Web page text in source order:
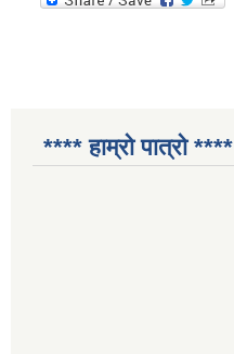
**** हाम्रो पात्रो ****